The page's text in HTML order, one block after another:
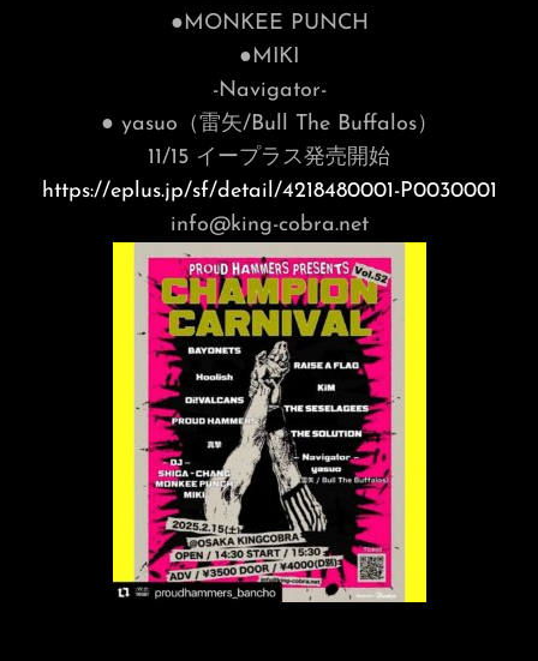
●MONKEE PUNCH
●MIKI
-Navigator-
● yasuo（雷矢/Bull The Buffalos）
11/15 イープラス発売開始
https://eplus.jp/sf/detail/4218480001-P0030001
info@king-cobra.net